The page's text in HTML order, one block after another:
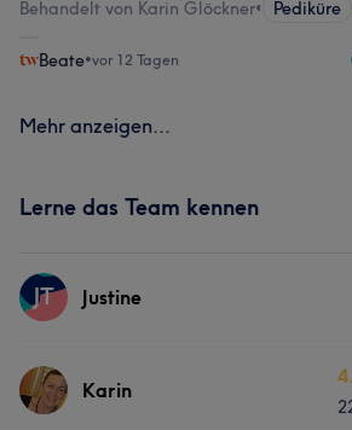
Behandelt von Karin Glöckner• Pediküre
Beate•vor 12 Tagen
Mehr anzeigen...
Lerne das Team kennen
JT Justine
Services
Karin